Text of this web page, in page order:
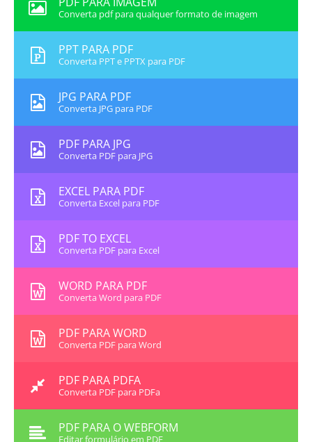
Converta pdf para qualquer formato de imagem
PPT PARA PDF
Converta PPT e PPTX para PDF
JPG PARA PDF
Converta JPG para PDF
PDF PARA JPG
Converta PDF para JPG
EXCEL PARA PDF
Converta Excel para PDF
PDF TO EXCEL
Converta PDF para Excel
WORD PARA PDF
Converta Word para PDF
PDF PARA WORD
Converta PDF para Word
PDF PARA PDFA
Converta PDF para PDFa
PDF PARA O WEBFORM
Editar formulário em PDF